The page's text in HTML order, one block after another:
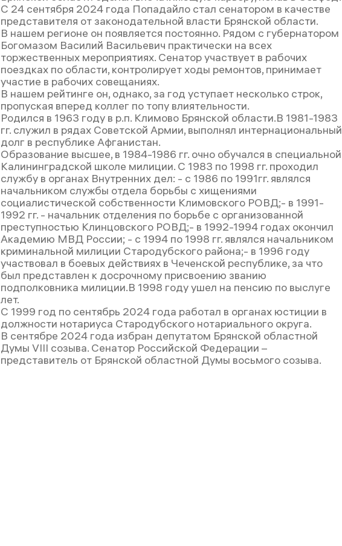
С 24 сентября 2024 года Попадайло стал сенатором в качестве
представителя от законодательной власти Брянской области.
В нашем регионе он появляется постоянно. Рядом с губернатором
Богомазом Василий Васильевич практически на всех
торжественных мероприятиях. Сенатор участвует в рабочих
поездках по области, контролирует ходы ремонтов, принимает
участие в рабочих совещаниях.
В нашем рейтинге он, однако, за год уступает несколько строк,
пропуская вперед коллег по топу влиятельности.
Родился в 1963 году в р.п. Климово Брянской области.В 1981-1983
гг. служил в рядах Советской Армии, выполнял интернациональный
долг в республике Афганистан.
Образование высшее, в 1984-1986 гг. очно обучался в специальной
Калининградской школе милиции. С 1983 по 1998 гг. проходил
службу в органах Внутренних дел: - с 1986 по 1991гг. являлся
начальником службы отдела борьбы с хищениями
социалистической собственности Климовского РОВД;- в 1991-
1992 гг. - начальник отделения по борьбе с организованной
преступностью Клинцовского РОВД;- в 1992-1994 годах окончил
Академию МВД России; - с 1994 по 1998 гг. являлся начальником
криминальной милиции Стародубского района;- в 1996 году
участвовал в боевых действиях в Чеченской республике, за что
был представлен к досрочному присвоению званию
подполковника милиции.В 1998 году ушел на пенсию по выслуге
лет.
С 1999 год по сентябрь 2024 года работал в органах юстиции в
должности нотариуса Стародубского нотариального округа.
В сентябре 2024 года избран депутатом Брянской областной
Думы VIII созыва. Сенатор Российской Федерации –
представитель от Брянской областной Думы восьмого созыва.